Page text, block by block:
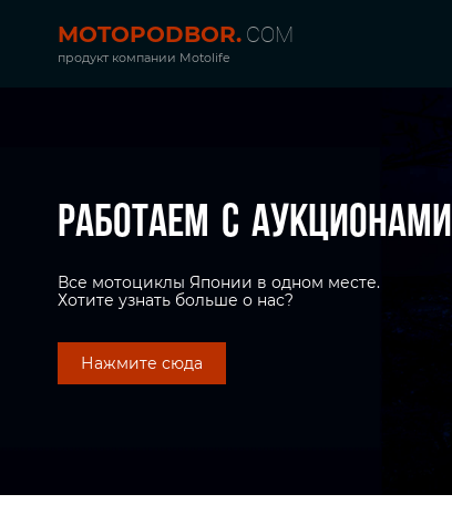
MOTOPODBOR. COM
продукт компании Motolife
Работаем с аукционами
Все мотоциклы Японии в одном месте.
Хотите узнать больше о нас?
Нажмите сюда